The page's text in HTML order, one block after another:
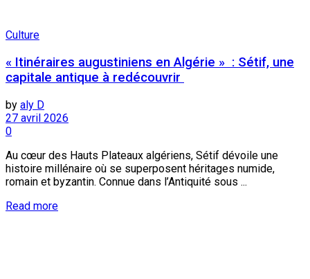
Culture
« Itinéraires augustiniens en Algérie » : Sétif, une
capitale antique à redécouvrir
by aly D
27 avril 2026
0
Au cœur des Hauts Plateaux algériens, Sétif dévoile une
histoire millénaire où se superposent héritages numide,
romain et byzantin. Connue dans l’Antiquité sous ...
Read more